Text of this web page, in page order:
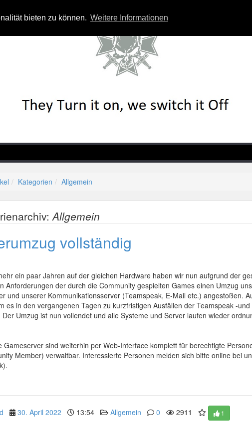
bieten zu können. Weitere Informationen
Kategorien Allgemein
Allgemein
vollständig
ein paar Jahren auf der gleichen Hardware haben wir nun aufgrund der
Anforderungen der durch die Community gespielten Games einen Umzug
und unserer Kommunikationsserver (Teamspeak, E-Mail etc.) angestoßen.
es in den vergangenen Tagen zu kurzfristigen Ausfällen der Teamspeak -und
Der Umzug ist nun vollendet und alle Systeme und Server laufen wieder
Gameserver sind weiterhin per Web-Interface komplett für berechtigte
Member) verwaltbar. Interessierte Personen melden sich bitte online bei
30. April 2022 13:54 Allgemein 0 2911 1